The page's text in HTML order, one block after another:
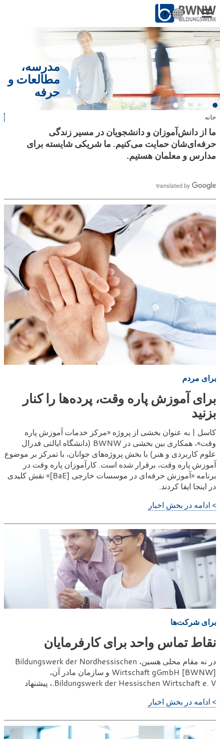
ا
ن
خ
ب
ا
FA
مدرسه،
مطالعات و
حرفه
برای مردم
برای شرکت‌ها
از ما
در سایت
با کار
ش
ا
ا
ی
ه
د
:
خانه
ما از دانش‌آموزان و دانشجویان در مسیر زندگی
حرفه‌ای‌شان حمایت می‌کنیم. ما شریکی شایسته برای
مدارس و معلمان هستیم.
برای مردم
برای آموزش پاره وقت، پرده‌ها را کنار
بزنید
کاسل | به عنوان بخشی از پروژه «مرکز خدمات آموزش پاره
وقت»، همکاری بین بخشی در BWNW (دانشگاه ایالتی فدرال
علوم کاربردی و هنر) با بخش پروژه‌های جوانان، با تمرکز بر موضوع
آموزش پاره وقت، برقرار شده است. کارآموزان پاره وقت در
برنامه «آموزش حرفه‌ای در موسسات خارجی [BaE]» نقش کلیدی
در اینجا ایفا کردند.
> ادامه در بخش اخبار
برای شرکت‌ها
نقاط تماس واحد برای کارفرمایان
در نه مقام محلی هسین، Bildungswerk der Nordhessischen
Wirtschaft gGmbH [BWNW] و سازمان مادر آن،
Bildungswerk der Hessischen Wirtschaft e. V.، پیشنهاد
> ادامه در بخش اخبار